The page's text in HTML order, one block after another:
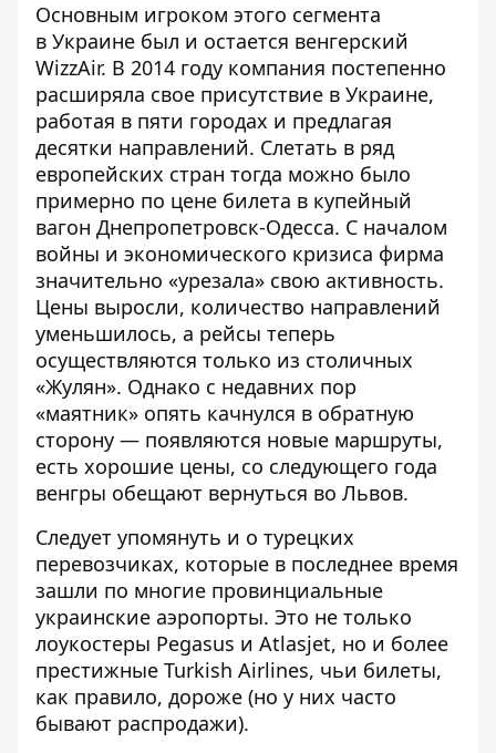
Основным игроком этого сегмента
в Украине был и остается венгерский
WizzAir. В 2014 году компания постепенно
расширяла свое присутствие в Украине,
работая в пяти городах и предлагая
десятки направлений. Слетать в ряд
европейских стран тогда можно было
примерно по цене билета в купейный
вагон Днепропетровск-Одесса. С началом
войны и экономического кризиса фирма
значительно «урезала» свою активность.
Цены выросли, количество направлений
уменьшилось, а рейсы теперь
осуществляются только из столичных
«Жулян». Однако с недавних пор
«маятник» опять качнулся в обратную
сторону — появляются новые маршруты,
есть хорошие цены, со следующего года
венгры обещают вернуться во Львов.
Следует упомянуть и о турецких
перевозчиках, которые в последнее время
зашли по многие провинциальные
украинские аэропорты. Это не только
лоукостеры Pegasus и Atlasjet, но и более
престижные Turkish Airlines, чьи билеты,
как правило, дороже (но у них часто
бывают распродажи).